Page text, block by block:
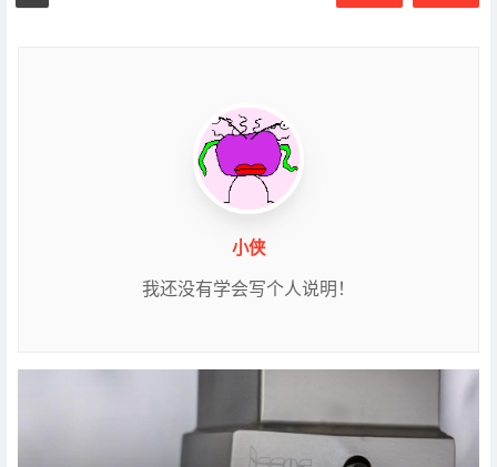
小侠
我还没有学会写个人说明！